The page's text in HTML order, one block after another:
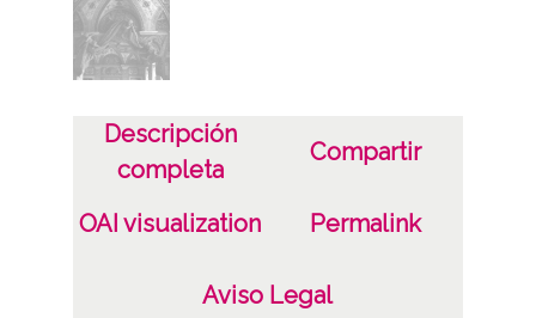
Lugar
Vaticano
Licencia de las imágenes
CC BY-NC-SA 4.0
Descripción
completa
Compartir
OAI visualization Permalink
Aviso Legal